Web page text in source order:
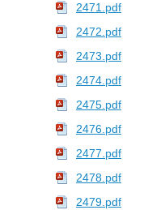
2471.pdf
2472.pdf
2473.pdf
2474.pdf
2475.pdf
2476.pdf
2477.pdf
2478.pdf
2479.pdf